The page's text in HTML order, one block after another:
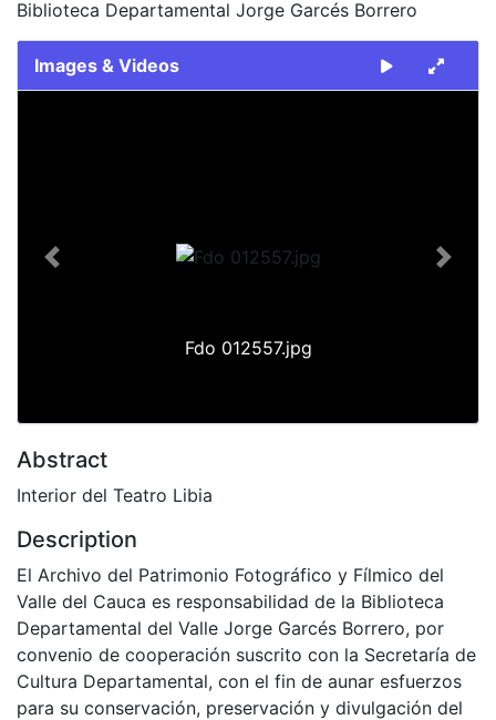
Biblioteca Departamental Jorge Garcés Borrero
Images & Videos
Fdo 012557.jpg
Previous Next
Abstract
Interior del Teatro Libia
Description
El Archivo del Patrimonio Fotográfico y Fílmico del
Valle del Cauca es responsabilidad de la Biblioteca
Departamental del Valle Jorge Garcés Borrero, por
convenio de cooperación suscrito con la Secretaría de
Cultura Departamental, con el fin de aunar esfuerzos
para su conservación, preservación y divulgación del